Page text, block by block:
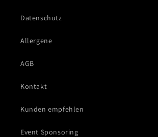
Datenschutz
Allergene
AGB
Kontakt
Kunden empfehlen
Event Sponsoring